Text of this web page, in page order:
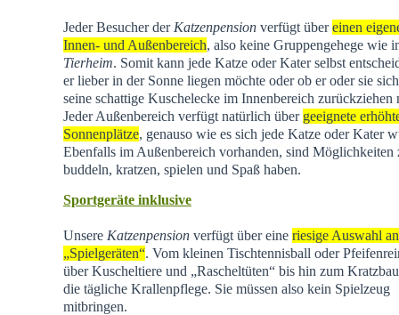
Jeder Besucher der Katzenpensionverfügt übereinen
Innen- und Außenbereich, also keine Gruppengehege wie
Tierheim. Somit kann jede Katze oder Kater selbst
er lieber in der Sonne liegen möchte oder ob er oder sie
seine schattige Kuschelecke im Innenbereich zurückziehen
Jeder Außenbereich verfügt natürlich über geeignete
Sonnenplätze, genauso wie es sich jede Katze oder Kater
Ebenfalls im Außenbereich vorhanden, sind Möglichkeiten
buddeln, kratzen, spielen und Spaß haben.
Sportgeräte inklusive
Unsere Katzenpensionverfügt über eine riesige Auswahl an
„Spielgeräten“. Vom kleinen Tischtennisball oder
über Kuscheltiere und „Rascheltüten“ bis hin zum
die tägliche Krallenpflege. Sie müssen also kein Spielzeug
mitbringen.